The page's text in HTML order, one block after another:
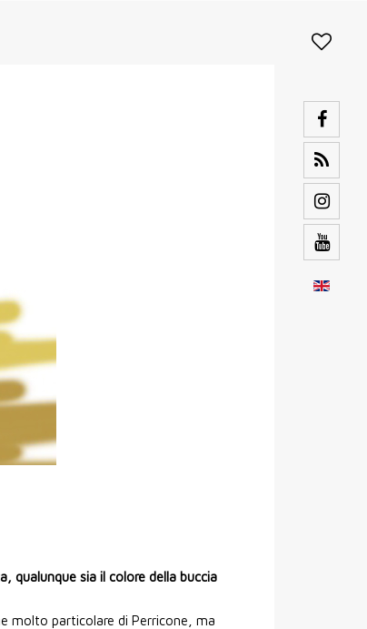
qualunque sia il colore della buccia
molto particolare di Perricone, ma